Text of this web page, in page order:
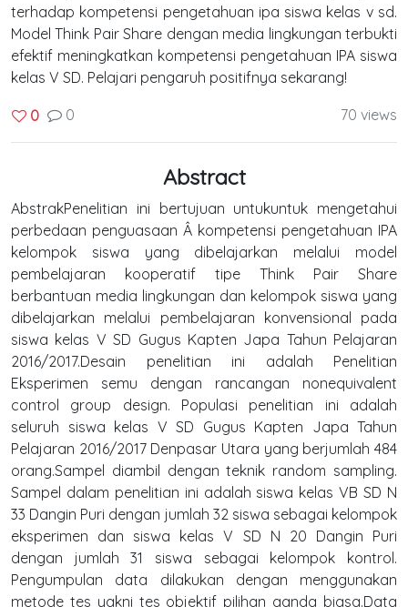
terhadap kompetensi pengetahuan ipa siswa kelas v sd.
Model Think Pair Share dengan media lingkungan terbukti
efektif meningkatkan kompetensi pengetahuan IPA siswa
kelas V SD. Pelajari pengaruh positifnya sekarang!
0 0 70 views
Abstract
AbstrakPenelitian ini bertujuan untukuntuk mengetahui
perbedaan penguasaan Â kompetensi pengetahuan IPA
kelompok siswa yang dibelajarkan melalui model
pembelajaran kooperatif tipe Think Pair Share
berbantuan media lingkungan dan kelompok siswa yang
dibelajarkan melalui pembelajaran konvensional pada
siswa kelas V SD Gugus Kapten Japa Tahun Pelajaran
2016/2017.Desain penelitian ini adalah Penelitian
Eksperimen semu dengan rancangan nonequivalent
control group design. Populasi penelitian ini adalah
seluruh siswa kelas V SD Gugus Kapten Japa Tahun
Pelajaran 2016/2017 Denpasar Utara yang berjumlah 484
orang.Sampel diambil dengan teknik random sampling.
Sampel dalam penelitian ini adalah siswa kelas VB SD N
33 Dangin Puri dengan jumlah 32 siswa sebagai kelompok
eksperimen dan siswa kelas V SD N 20 Dangin Puri
dengan jumlah 31 siswa sebagai kelompok kontrol.
Pengumpulan data dilakukan dengan menggunakan
metode tes yakni tes objektif pilihan ganda biasa.Data